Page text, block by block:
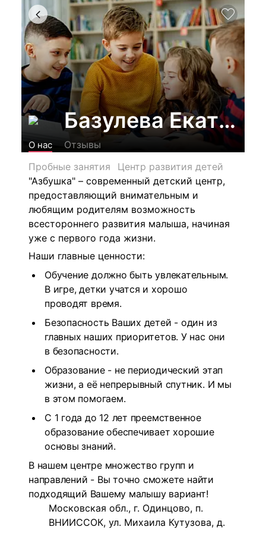
Базулева
О нас
Отзывы
Пробные занятия
Центр развития детей
"Азбушка" – современный детский центр,
предоставляющий внимательным и
любящим родителям возможность
всестороннего развития малыша, начиная
уже с первого года жизни.
Наши главные ценности:
Обучение должно быть увлекательным.
В игре, детки учатся и хорошо
проводят время.
Безопасность Ваших детей - один из
главных наших приоритетов. У нас они
в безопасности.
Образование - не периодический этап
жизни, а её непрерывный спутник. И мы
в этом помогаем.
С 1 года до 12 лет преемственное
образование обеспечивает хорошие
основы знаний.
В нашем центре множество групп и
направлений - Вы точно сможете найти
подходящий Вашему малышу вариант!
Московская обл., г. Одинцово, п.
ВНИИССОК, ул. Михаила Кутузова, д.